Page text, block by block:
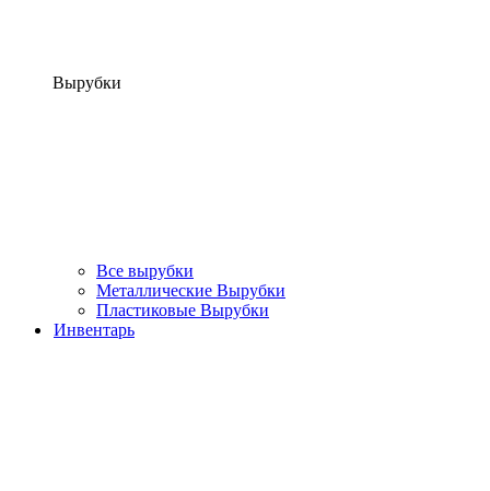
Вырубки
Все вырубки
Металлические Вырубки
Пластиковые Вырубки
Инвентарь